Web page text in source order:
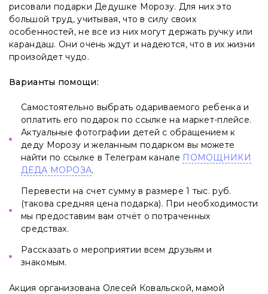
рисовали подарки Дедушке Морозу. Для них это
большой труд, учитывая, что в силу своих
особенностей, не все из них могут держать ручку или
карандаш. Они очень ждут и надеются, что в их жизни
произойдет чудо.
Варианты помощи:
Самостоятельно выбрать одариваемого ребенка и
оплатить его подарок по ссылке на маркет-плейсе.
Актуальные фотографии детей с обращением к
деду Морозу и желанным подарком вы можете
найти по ссылке в Телеграм канале ПОМОЩНИКИ
ДЕДА МОРОЗА.
Перевести на счет сумму в размере 1 тыс. руб.
(такова средняя цена подарка). При необходимости
мы предоставим вам отчёт о потраченных
средствах.
Рассказать о мероприятии всем друзьям и
знакомым.
Акция организована Олесей Ковальской, мамой